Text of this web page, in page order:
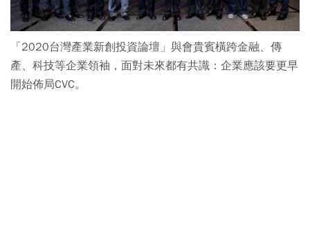
「2020台灣產業新創投資論壇」與會貴賓橫跨金融、傳
產、科技等企業領袖，面對未來都有共識：企業應該要更早
開始佈局CVC。